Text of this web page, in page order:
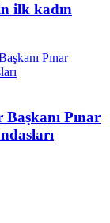
ilk kadın
Pınar